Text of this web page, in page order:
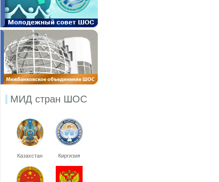
МИД стран ШОС
Казахстан Киргизия